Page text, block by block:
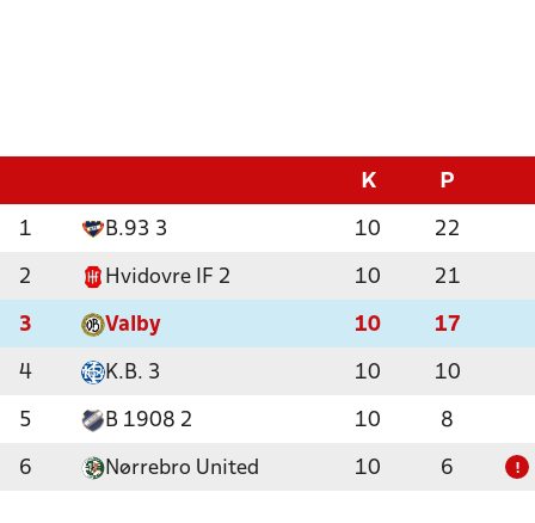
K P
1 B.93 3 10 22
2 Hvidovre IF 2 10 21
3 Valby 10 17
4 K.B. 3 10 10
5 B 1908 2 10 8
6 Nørrebro United 10 6 !